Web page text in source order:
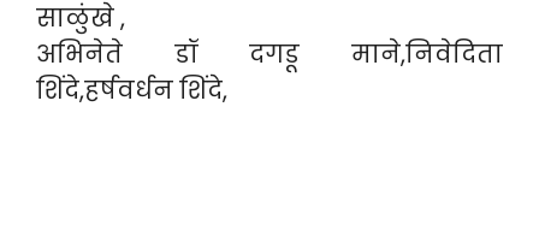
साळुंखे ,
अभिनेते डॉ दगडू माने,निवेदिता
शिंदे,हर्षवर्धन शिंदे,